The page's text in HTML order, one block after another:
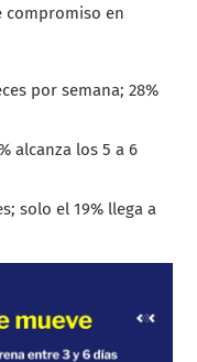
compromiso en
por semana; 28%
alcanza los 5 a 6
solo el 19% llega a